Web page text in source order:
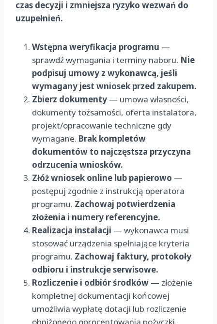
czas decyzji i zmniejsza ryzyko wezwań do
uzupełnień.
Wstępna weryfikacja programu —
sprawdź wymagania i terminy naboru. Nie
podpisuj umowy z wykonawcą, jeśli
wymagany jest wniosek przed zakupem.
Zbierz dokumenty — umowa własności,
dokumenty tożsamości, oferta instalatora,
projekt/opracowanie techniczne gdy
wymagane. Brak kompletów
dokumentów to najczęstsza przyczyna
odrzucenia wniosków.
Złóż wniosek online lub papierowo —
postępuj zgodnie z instrukcją operatora
programu. Zachowaj potwierdzenia
złożenia i numery referencyjne.
Realizacja instalacji — wykonawca musi
stosować urządzenia spełniające kryteria
programu. Zachowaj faktury, protokoły
odbioru i instrukcje serwisowe.
Rozliczenie i odbiór środków — złożenie
kompletnej dokumentacji końcowej
umożliwia wypłatę dotacji lub rozliczenie
obniżonego oprocentowania pożyczki.